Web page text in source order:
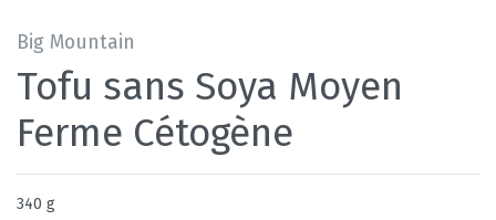
Big Mountain
Tofu sans Soya Moyen
Ferme Cétogène
340 g